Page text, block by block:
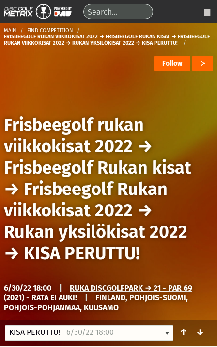
MAIN
FIND COMPETITION
FRISBEEGOLF RUKAN VIIKKOKISAT 2022 → FRISBEEGOLF RUKAN KISAT → FRISBEEGOLF
RUKAN VIIKKOKISAT 2022 → RUKAN YKSILÖKISAT 2022 → KISA PERUTTU!
Follow
Frisbeegolf rukan
viikkokisat 2022 →
Frisbeegolf Rukan kisat
→ Frisbeegolf Rukan
viikkokisat 2022 →
Rukan yksilökisat 2022
→ KISA PERUTTU!
6/30/22 18:00
RUKA DISCGOLFPARK → 21 - PAR 69
(2021) - RATA EI AUKI!
FINLAND, POHJOIS-SUOMI,
POHJOIS-POHJANMAA, KUUSAMO
KISA PERUTTU! 6/30/22 18:00 ↑ ↓